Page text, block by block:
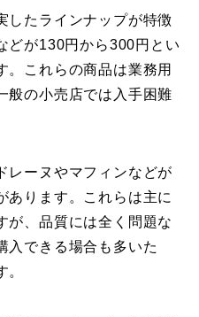
したラインナップが特徴
どが130円から300円とい
。これらの商品は業務用
般の小売店では入手困難
レーヌやマフィンなどが
あります。これらは主に
が、品質には全く問題な
入できる場合も多いた